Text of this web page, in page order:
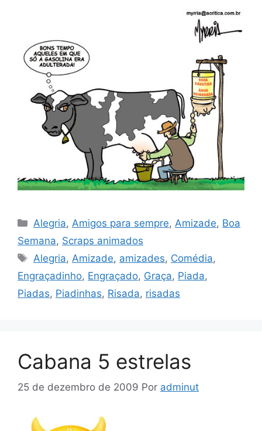
Categorias
Alegria, Amigos para sempre, Amizade, Boa
Semana, Scraps animados
Tags
Alegria, Amizade, amizades, Comédia,
Engraçadinho, Engraçado, Graça, Piada,
Piadas, Piadinhas, Risada, risadas
Cabana 5 estrelas
25 de dezembro de 2009 Por adminut